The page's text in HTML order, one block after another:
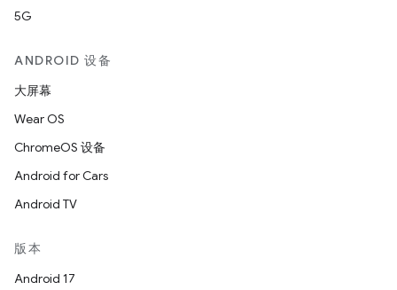
5G
ANDROID 设备
大屏幕
Wear OS
ChromeOS 设备
Android for Cars
Android TV
版本
Android 17